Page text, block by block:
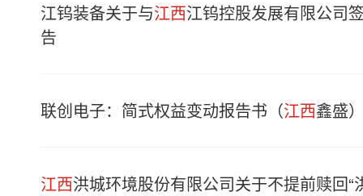
江钨装备关于与江西江钨控股发展有限公司
告
联创电子：简式权益变动报告书（江西鑫盛
江西洪城环境股份有限公司关于不提前赎回“